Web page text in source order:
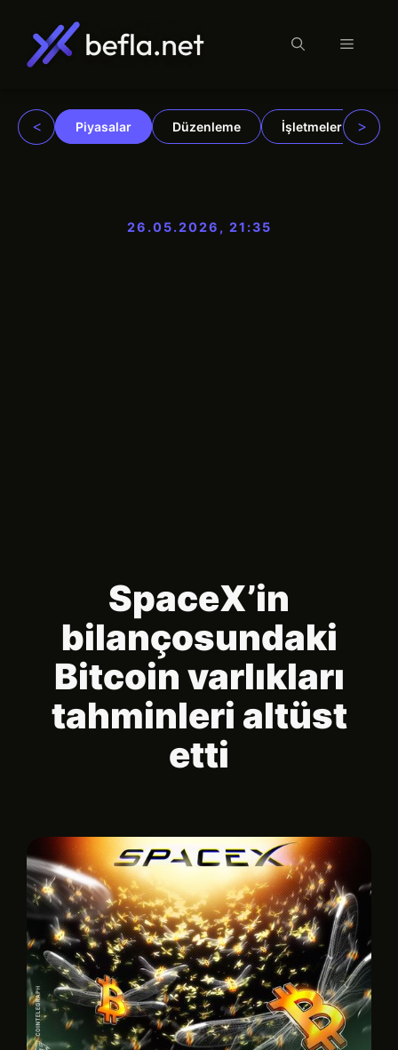
Menü
< Piyasalar Düzenleme İşletmeler >
26.05.2026, 21:35
SpaceX’in
bilançosundaki
Bitcoin varlıkları
tahminleri altüst
etti